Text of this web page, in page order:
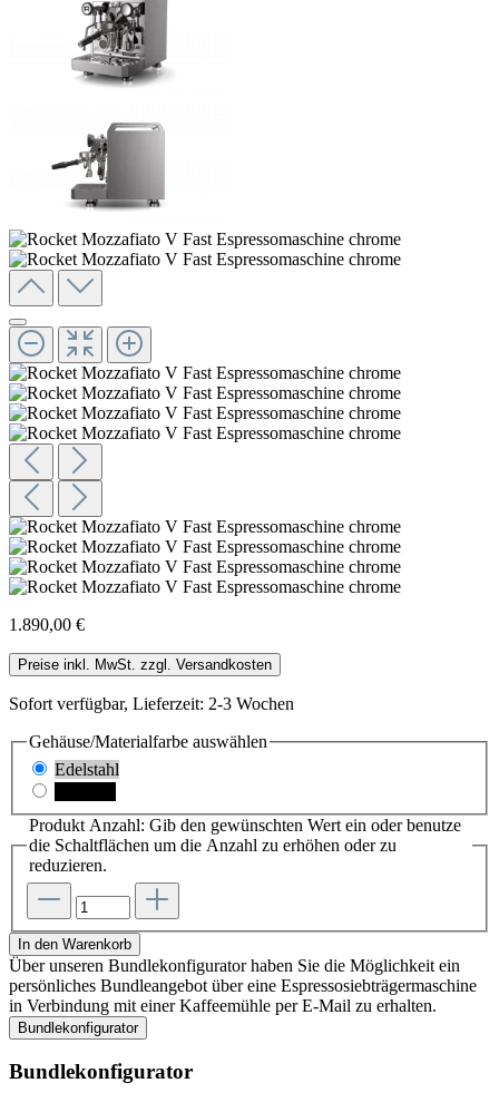
1.890,00 €
Preise inkl. MwSt. zzgl. Versandkosten
Sofort verfügbar, Lieferzeit: 2-3 Wochen
Gehäuse/Materialfarbe auswählen
Edelstahl
Produkt Anzahl: Gib den gewünschten Wert ein oder benutze
die Schaltflächen um die Anzahl zu erhöhen oder zu
reduzieren.
In den Warenkorb
Über unseren Bundlekonfigurator haben Sie die Möglichkeit ein
persönliches Bundleangebot über eine Espressosiebträgermaschine
in Verbindung mit einer Kaffeemühle per E-Mail zu erhalten.
Bundlekonfigurator
Bundlekonfigurator